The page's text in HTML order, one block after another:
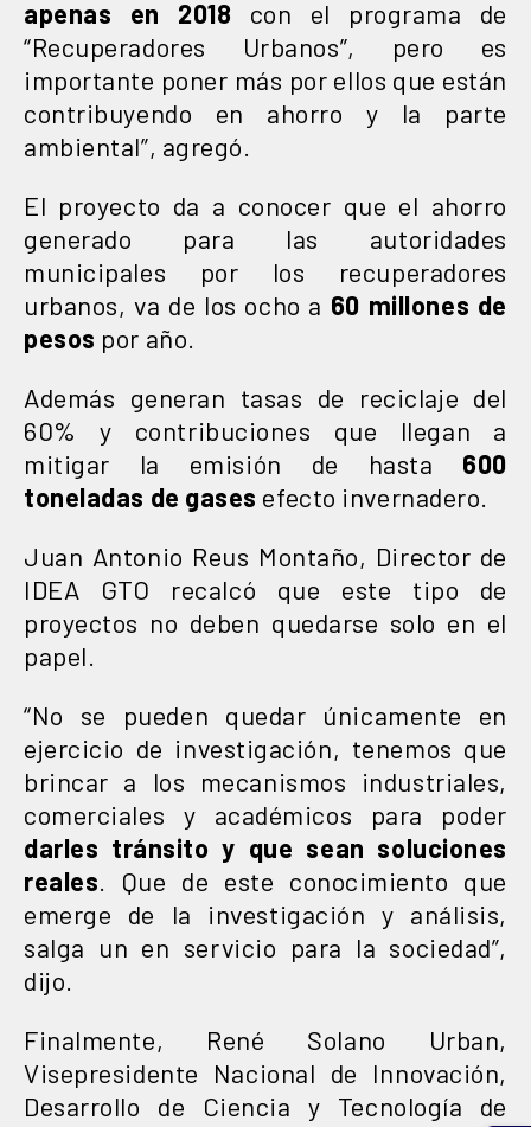
apenas en 2018 con el programa de
“Recuperadores Urbanos”, pero es
importante poner más por ellos que están
contribuyendo en ahorro y la parte
ambiental”, agregó.
El proyecto da a conocer que el ahorro
generado para las autoridades
municipales por los recuperadores
urbanos, va de los ocho a 60 millones de
pesos por año.
Además generan tasas de reciclaje del
60% y contribuciones que llegan a
mitigar la emisión de hasta 600
toneladas de gases efecto invernadero.
Juan Antonio Reus Montaño, Director de
IDEA GTO recalcó que este tipo de
proyectos no deben quedarse solo en el
papel.
“No se pueden quedar únicamente en
ejercicio de investigación, tenemos que
brincar a los mecanismos industriales,
comerciales y académicos para poder
darles tránsito y que sean soluciones
reales . Que de este conocimiento que
emerge de la investigación y análisis,
salga un en servicio para la sociedad”,
dijo.
Finalmente, René Solano Urban,
Visepresidente Nacional de Innovación,
Desarrollo de Ciencia y Tecnología de